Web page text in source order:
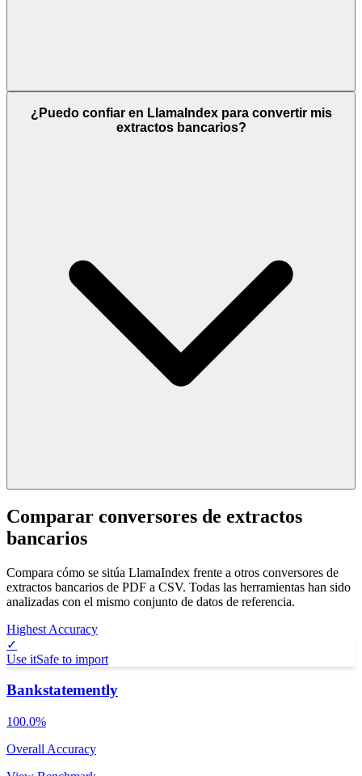
¿Puedo confiar en LlamaIndex para convertir mis
extractos bancarios?
Comparar conversores de extractos
bancarios
Compara cómo se sitúa LlamaIndex frente a otros conversores de
extractos bancarios de PDF a CSV. Todas las herramientas han sido
analizadas con el mismo conjunto de datos de referencia.
Highest Accuracy
✓
Use itSafe to import
Bankstatemently
100.0%
Overall Accuracy